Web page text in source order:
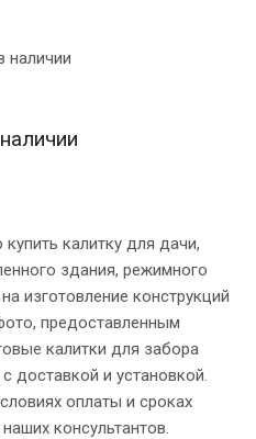
калитку для дачи,
здания, режимного
изготовление конструкций
предоставленным
калитки для забора
доставкой и установкой.
оплаты и сроках
консультантов.